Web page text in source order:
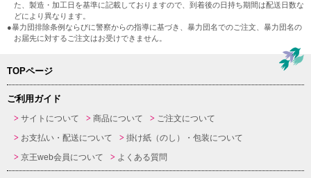
た、製造・加工日を基準に記載しておりますので、到着後の日持ち期間は配送日数な
どにより異なります。
●暴力団排除条例ならびに警察からの指導に基づき、暴力団名でのご注文、暴力団名の
お届先に対するご注文はお受けできません。
TOPページ
ご利用ガイド
サイトについて 商品について
ご注文について
お支払い・配送について
掛け紙（のし）・包装について
京王web会員について
よくある質問